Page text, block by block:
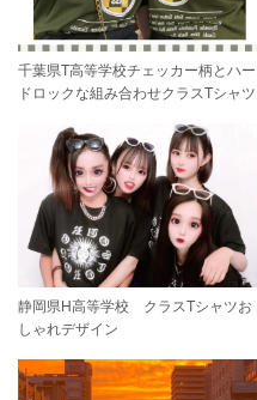
千葉県T高等学校チェッカー柄とハー
ドロックな組み合わせクラスTシャツ
静岡県H高等学校 クラスTシャツお
しゃれデザイン